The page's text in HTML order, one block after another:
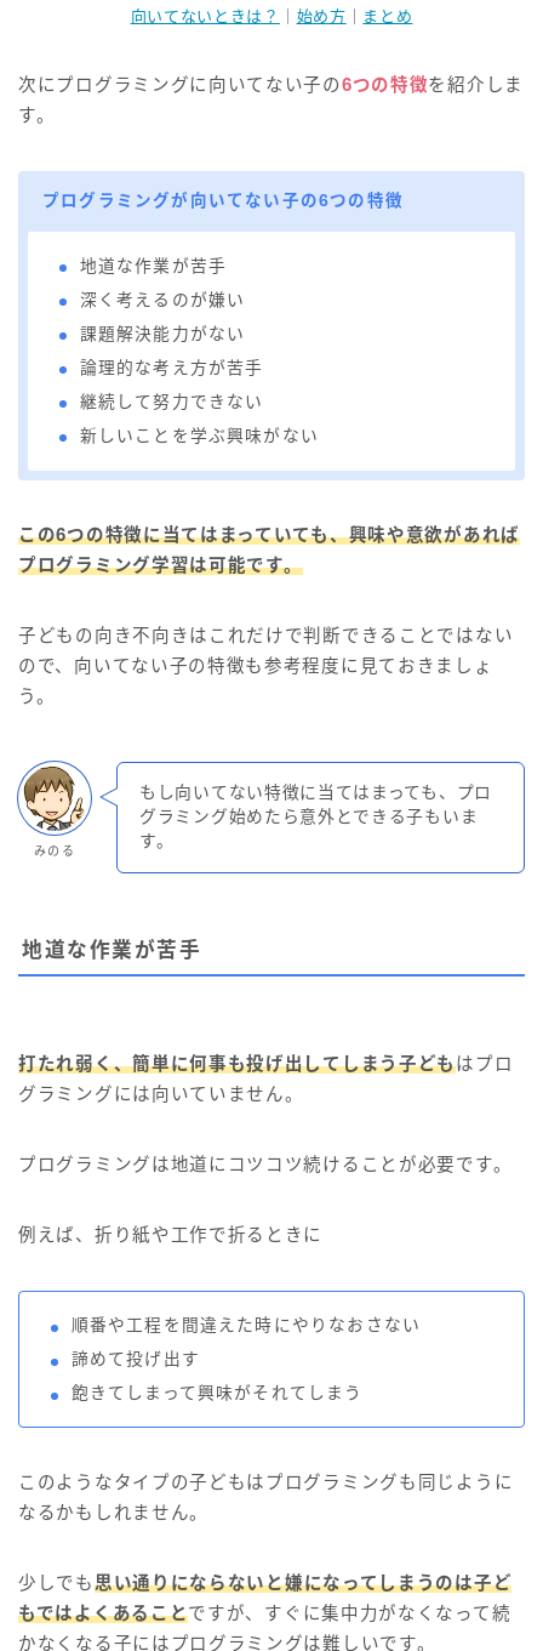
向いてないときは？
始め方 まとめ
次にプログラミングに向いてない子の6つの特徴を紹介しま
す。
プログラミングが向いてない子の6つの特徴
地道な作業が苦手
深く考えるのが嫌い
課題解決能力がない
論理的な考え方が苦手
継続して努力できない
新しいことを学ぶ興味がない
この6つの特徴に当てはまっていても、興味や意欲があれば
プログラミング学習は可能です。
子どもの向き不向きはこれだけで判断できることではない
ので、向いてない子の特徴も参考程度に見ておきましょ
う。
みのる
もし向いてない特徴に当てはまっても、プロ
グラミング始めたら意外とできる子もいま
す。
地道な作業が苦手
打たれ弱く、簡単に何事も投げ出してしまう子どもはプロ
グラミングには向いていません。
プログラミングは地道にコツコツ続けることが必要です。
例えば、折り紙や工作で折るときに
順番や工程を間違えた時にやりなおさない
諦めて投げ出す
飽きてしまって興味がそれてしまう
このようなタイプの子どもはプログラミングも同じように
なるかもしれません。
少しでも思い通りにならないと嫌になってしまうのは子ど
もではよくあることですが、すぐに集中力がなくなって続
かなくなる子にはプログラミングは難しいです。